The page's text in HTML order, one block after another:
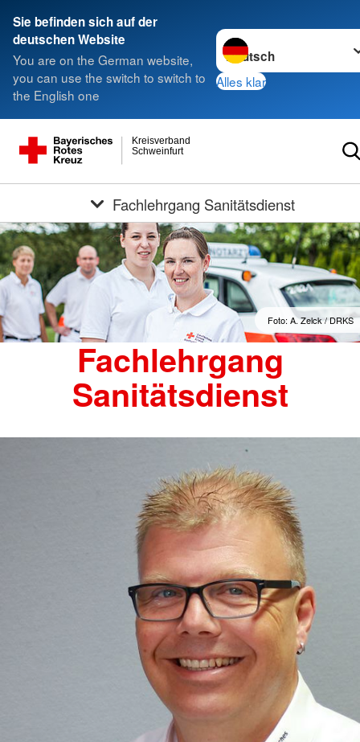
Sie befinden sich auf der
deutschen Website
You are on the German website,
you can use the switch to switch to
the English one
Sprache wechseln zu
Alles klar
Schweinfurt
Kreisverband
Fachlehrgang Sanitätsdienst
Foto: A. Zelck / DRKS
Fachlehrgang
Sanitätsdienst